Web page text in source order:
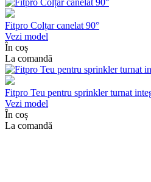
Fitpro Colțar canelat 90°
Vezi model
În coș
La comandă
Fitpro Teu pentru sprinkler turnat
Vezi model
În coș
La comandă